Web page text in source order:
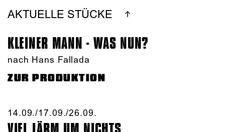
AKTUELLE STÜCKE
KLEINER MANN - WAS NUN?
nach Hans Fallada
ZUR PRODUKTION
14.09./​17.09./​26.09.​